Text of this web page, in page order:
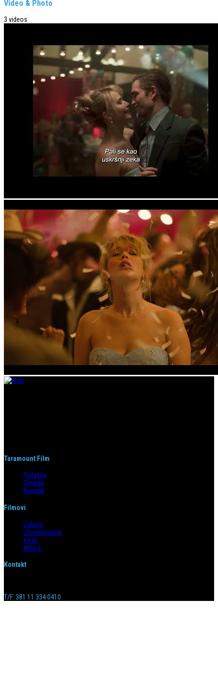
Video & Photo
3 videos
Taramount Film
Početna
O nama
Kontakt
Filmovi
Uskoro
U bioskopima
Vesti
Arhiva
Kontakt
T/F: 381 11 334 0410